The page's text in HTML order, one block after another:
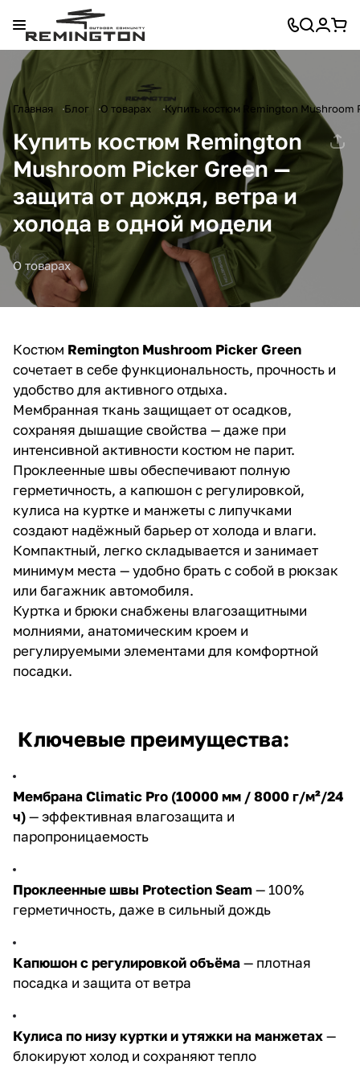
Главная Блог О товарах Купить костюм Remington Mushroom
Купить костюм Remington
Mushroom Picker Green —
защита от дождя, ветра и
холода в одной модели
О товарах
Костюм Remington Mushroom Picker Green
сочетает в себе функциональность, прочность и
удобство для активного отдыха.
Мембранная ткань защищает от осадков,
сохраняя дышащие свойства — даже при
интенсивной активности костюм не парит.
Проклеенные швы обеспечивают полную
герметичность, а капюшон с регулировкой,
кулиса на куртке и манжеты с липучками
создают надёжный барьер от холода и влаги.
Компактный, легко складывается и занимает
минимум места — удобно брать с собой в рюкзак
или багажник автомобиля.
Куртка и брюки снабжены влагозащитными
молниями, анатомическим кроем и
регулируемыми элементами для комфортной
посадки.
Ключевые преимущества:
Мембрана Climatic Pro (10000 мм / 8000 г/м²/24
ч)— эффективная влагозащита и
паропроницаемость
Проклеенные швы Protection Seam— 100%
герметичность, даже в сильный дождь
Капюшон с регулировкой объёма— плотная
посадка и защита от ветра
Кулиса по низу куртки и утяжки на манжетах—
блокируют холод и сохраняют тепло